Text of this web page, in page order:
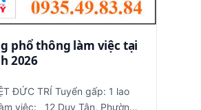
phổ thông làm việc tại
2026
Tuyển gấp: 1 lao